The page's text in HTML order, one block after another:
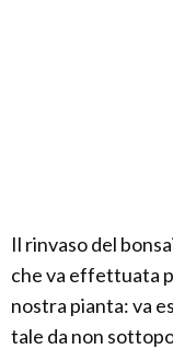
Il rinvaso del
che va effettuata
nostra pianta: va
tale da non